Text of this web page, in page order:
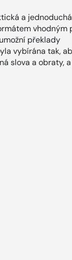
a jednoduchá
vhodným
překlady
vybírána tak,
slova a obraty,